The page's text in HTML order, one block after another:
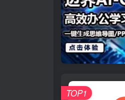
TOP1